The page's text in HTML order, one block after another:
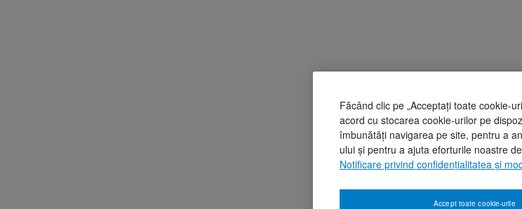
Făcând clic pe „Acceptați toate cookie-
acord cu stocarea cookie-urilor pe
îmbunătăți navigarea pe site, pentru a
ului și pentru a ajuta eforturile noastre
Notificare privind confidențialitatea și
Accept toate cookie-urile